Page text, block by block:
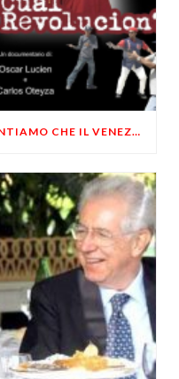
VENEZUELA, DAL 2004 RACCONTIAMO CHE IL VENEZUELA SAREBBE DIVENTATA DITTATURA